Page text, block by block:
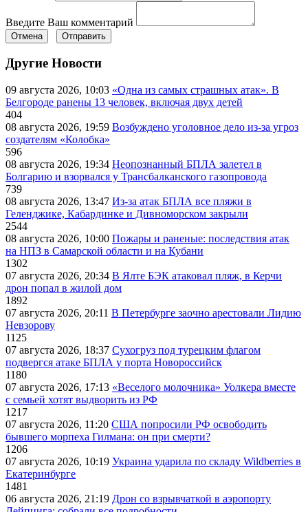
Введите Ваш комментарий
Отмена Отправить
Другие Новости
09 августа 2026, 10:03 «Одна из самых страшных атак». В
Белгороде ранены 13 человек, включая двух детей
404
08 августа 2026, 19:59 Возбуждено уголовное дело из-за угроз
создателям «Колобка»
596
08 августа 2026, 19:34 Неопознанный БПЛА залетел в
Болгарию и взорвался у Трансбалканского газопровода
739
08 августа 2026, 13:47 Из-за атак БПЛА все пляжи в
Геленджике, Кабардинке и Дивноморском закрыли
2544
08 августа 2026, 10:00 Пожары и раненые: последствия атак
на НПЗ в Самарской области и на Кубани
1302
07 августа 2026, 20:34 В Ялте БЭК атаковал пляж, в Керчи
дрон попал в жилой дом
1892
07 августа 2026, 20:11 В Петербурге заочно арестовали Лидию
Невзорову
1125
07 августа 2026, 18:37 Сухогруз под турецким флагом
подвергся атаке БПЛА у порта Новороссийск
1180
07 августа 2026, 17:13 «Веселого молочника» Уолкера вместе
с семьей хотят выдворить из РФ
1217
07 августа 2026, 11:20 США попросили РФ освободить
бывшего морпеха Гилмана: он при смерти?
1206
07 августа 2026, 10:19 Украина ударила по складу Wildberries в
Екатеринбурге
1481
06 августа 2026, 21:19 Дрон со взрывчаткой в аэропорту